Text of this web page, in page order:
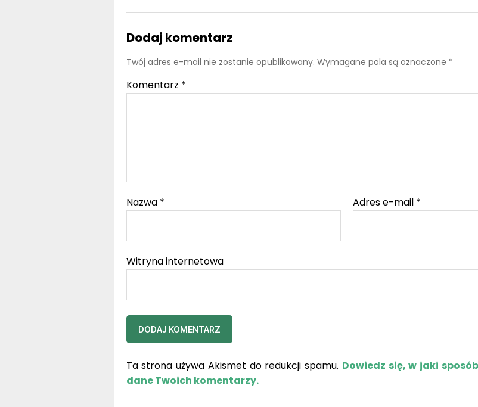
Dodaj komentarz
Twój adres e-mail nie zostanie opublikowany. Wymagane pola są oznaczone *
Komentarz *
Nazwa * Adres e-mail *
Witryna internetowa
Ta strona używa Akismet do redukcji spamu. Dowiedz się, w jaki
dane Twoich komentarzy.